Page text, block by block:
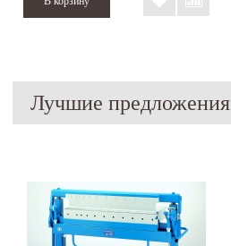
Лучшие предложения